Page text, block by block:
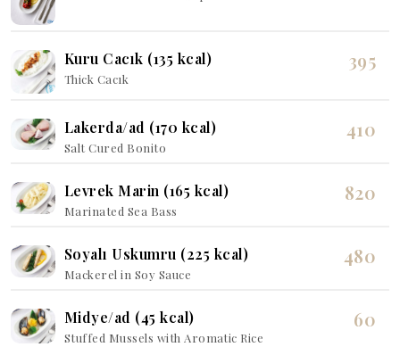
Kuru Cacık (135 kcal)
Thick Cacık
395
Lakerda/ad (170 kcal)
Salt Cured Bonito
410
Levrek Marin (165 kcal)
Marinated Sea Bass
820
Soyalı Uskumru (225 kcal)
Mackerel in Soy Sauce
480
Midye/ad (45 kcal)
Stuffed Mussels with Aromatic Rice
60